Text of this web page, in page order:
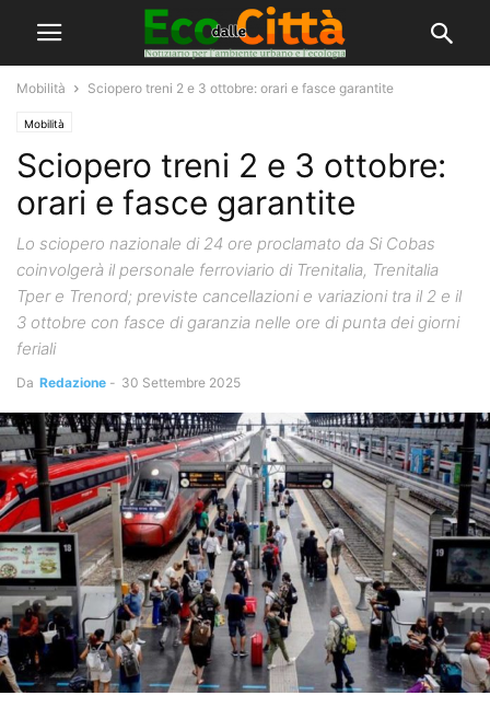
Mobilità Sciopero treni 2 e 3 ottobre: orari e fasce garantite
Mobilità
Sciopero treni 2 e 3 ottobre:
orari e fasce garantite
Lo sciopero nazionale di 24 ore proclamato da Si Cobas
coinvolgerà il personale ferroviario di Trenitalia, Trenitalia
Tper e Trenord; previste cancellazioni e variazioni tra il 2 e il
3 ottobre con fasce di garanzia nelle ore di punta dei giorni
feriali
Da Redazione - 30 Settembre 2025